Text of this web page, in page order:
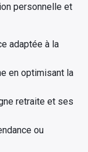
personnelle et
adaptée à la
en optimisant la
retraite et ses
ou